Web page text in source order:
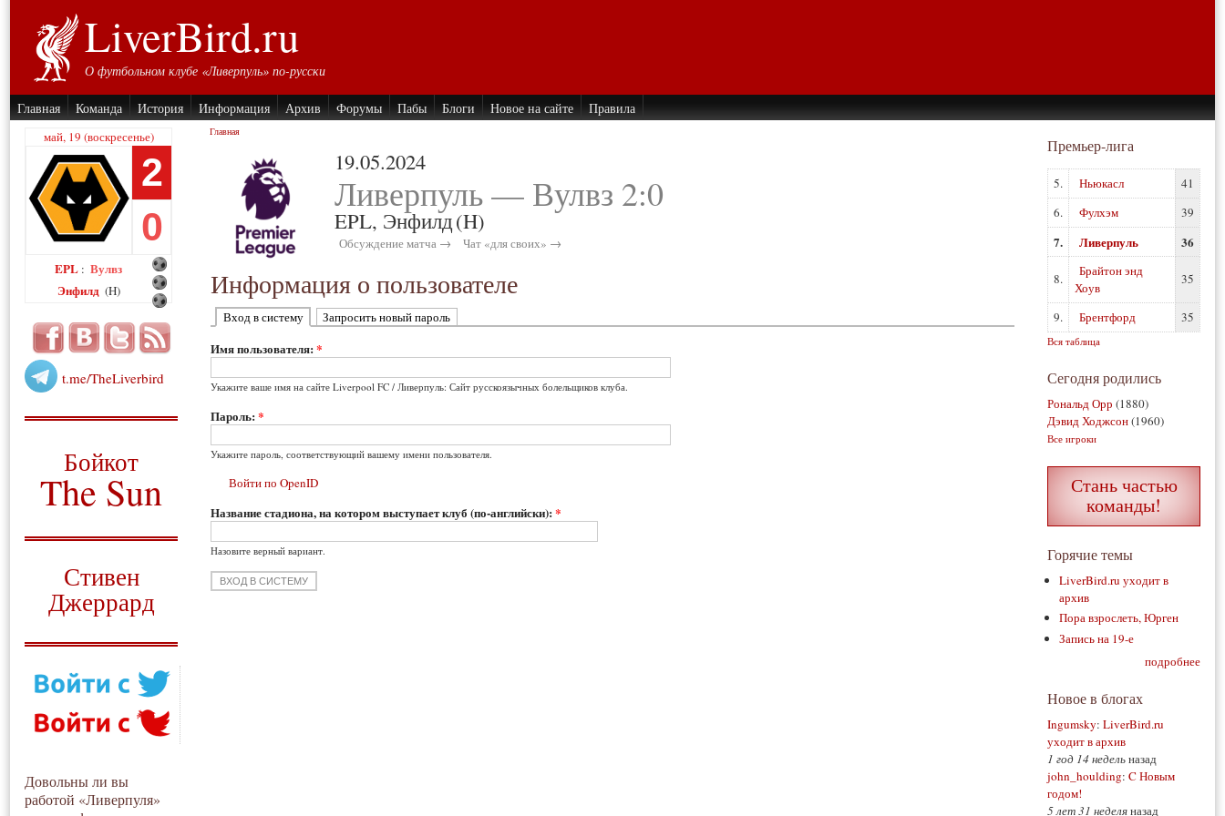
LiverBird.ru
О футбольном клубе «Ливерпуль» по-русски
Главная Команда История Информация Архив Форумы Пабы Блоги Новое на сайте Правила
май, 19 (воскресенье)
2
0
EPL : Вулвз
Энфилд (H)
t.me/TheLiverbird
Бойкот
The Sun
Стивен
Джеррард
Довольны ли вы
работой «Ливерпуля»
Главная
19.05.2024
Ливерпуль — Вулвз 2:0
EPL, Энфилд(H)
Обсуждение матча → Чат «для своих» →
Информация о пользователе
Вход в систему Запросить новый пароль
Имя пользователя:*
Укажите ваше имя на сайте Liverpool FC / Ливерпуль: Сайт русскоязычных болельщиков клуба.
Пароль:*
Укажите пароль, соответствующий вашему имени пользователя.
Войти по OpenID
Название стадиона, на котором выступает клуб (по-английски):*
Назовите верный вариант.
Премьер-лига
5. Ньюкасл
41
6.
Фулхэм 39
7. Ливерпуль 36
8.
Брайтон энд
Хоув
35
9. Брентфорд 35
Вся таблица
Сегодня родились
Рональд Орр (1880)
Дэвид Ходжсон(1960)
Все игроки
Стань частью
команды!
Горячие темы
LiverBird.ru уходит в
архив
Пора взрослеть, Юрген
Запись на 19-е
подробнее
Новое в блогах
Ingumsky: LiverBird.ru
уходит в архив
1 год 14 недельназад
john_houlding: C Новым
годом!
5 лет 31 неделяназад